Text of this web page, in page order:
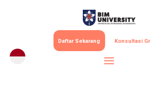
Daftar Sekarang Konsultasi